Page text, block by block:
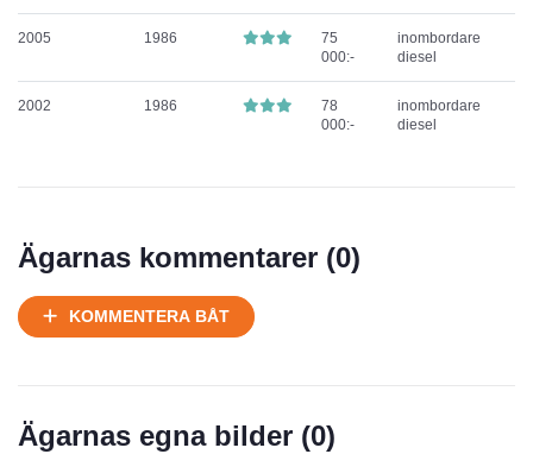
2005 1986
75
000:-
inombordare
diesel
2002 1986
78
000:-
inombordare
diesel
Ägarnas kommentarer (0)
KOMMENTERA BÅT
Ägarnas egna bilder (0)